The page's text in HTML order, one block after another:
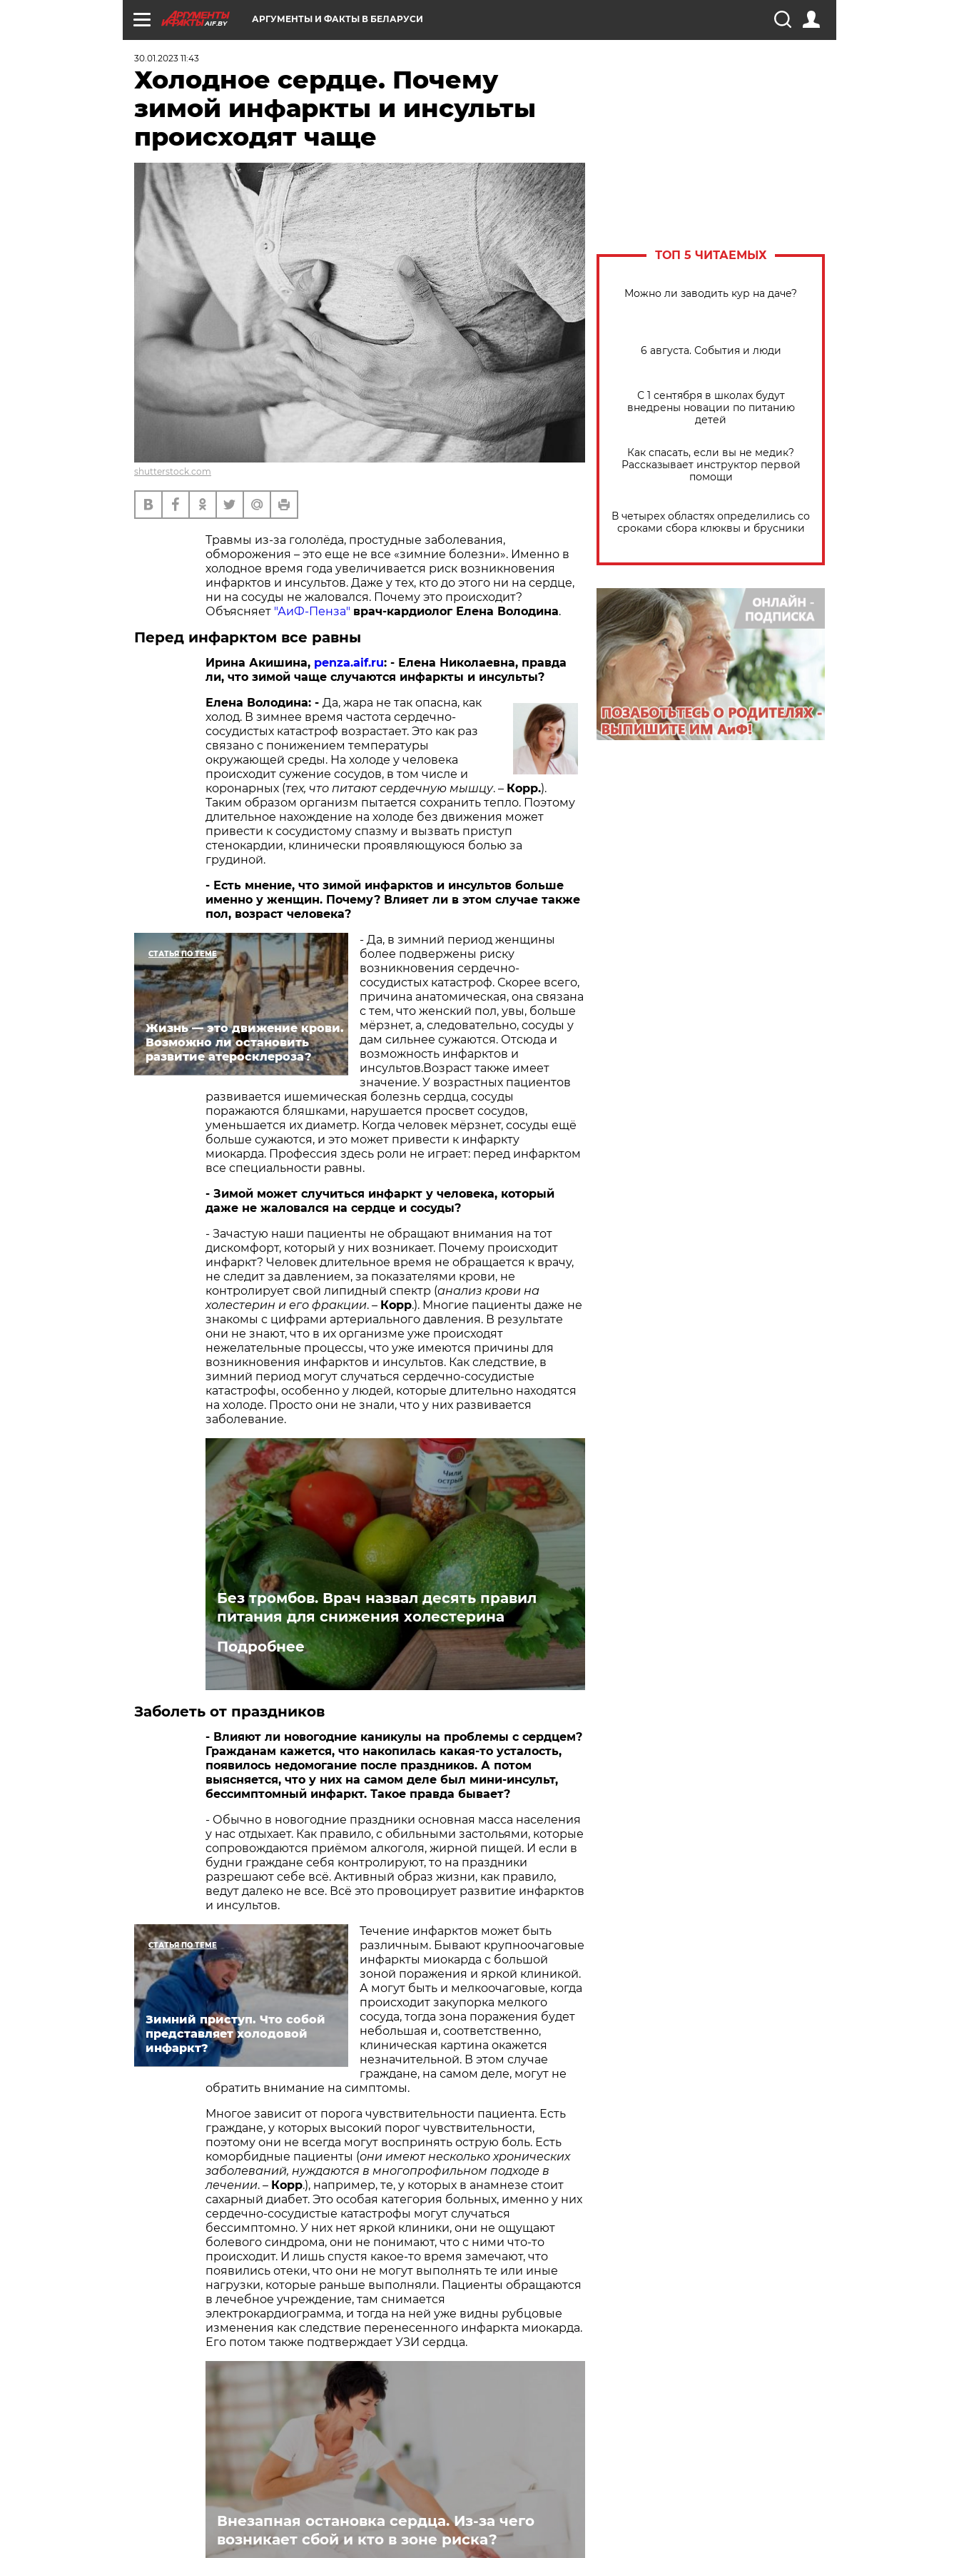
AIF.BY АРГУМЕНТЫ И ФАКТЫ В БЕЛАРУСИ
30.01.2023 11:43
Холодное сердце. Почему
зимой инфаркты и инсульты
происходят чаще
shutterstock.com
Травмы из-за гололёда, простудные заболевания,
обморожения – это еще не все «зимние болезни». Именно в
холодное время года увеличивается риск возникновения
инфарктов и инсультов. Даже у тех, кто до этого ни на сердце,
ни на сосуды не жаловался. Почему это происходит?
Объясняет "АиФ-Пенза" врач-кардиолог Елена Володина.
Перед инфарктом все равны
Ирина Акишина, penza.aif.ru: - Елена Николаевна, правда
ли, что зимой чаще случаются инфаркты и инсульты?
Елена Володина: - Да, жара не так опасна, как
холод. В зимнее время частота сердечно-
сосудистых катастроф возрастает. Это как раз
связано с понижением температуры
окружающей среды. На холоде у человека
происходит сужение сосудов, в том числе и
коронарных (тех, что питают сердечную мышцу. – Корр.).
Таким образом организм пытается сохранить тепло. Поэтому
длительное нахождение на холоде без движения может
привести к сосудистому спазму и вызвать приступ
стенокардии, клинически проявляющуюся болью за
грудиной.
- Есть мнение, что зимой инфарктов и инсультов больше
именно у женщин. Почему? Влияет ли в этом случае также
пол, возраст человека?
СТАТЬЯ ПО ТЕМЕ
Жизнь — это движение крови.
Возможно ли остановить
развитие атеросклероза?
- Да, в зимний период женщины
более подвержены риску
возникновения сердечно-
сосудистых катастроф. Скорее всего,
причина анатомическая, она связана
с тем, что женский пол, увы, больше
мёрзнет, а, следовательно, сосуды у
дам сильнее сужаются. Отсюда и
возможность инфарктов и
инсультов.Возраст также имеет
значение. У возрастных пациентов
развивается ишемическая болезнь сердца, сосуды
поражаются бляшками, нарушается просвет сосудов,
уменьшается их диаметр. Когда человек мёрзнет, сосуды ещё
больше сужаются, и это может привести к инфаркту
миокарда. Профессия здесь роли не играет: перед инфарктом
все специальности равны.
- Зимой может случиться инфаркт у человека, который
даже не жаловался на сердце и сосуды?
- Зачастую наши пациенты не обращают внимания на тот
дискомфорт, который у них возникает. Почему происходит
инфаркт? Человек длительное время не обращается к врачу,
не следит за давлением, за показателями крови, не
контролирует свой липидный спектр (анализ крови на
холестерин и его фракции. – Корр.). Многие пациенты даже не
знакомы с цифрами артериального давления. В результате
они не знают, что в их организме уже происходят
нежелательные процессы, что уже имеются причины для
возникновения инфарктов и инсультов. Как следствие, в
зимний период могут случаться сердечно-сосудистые
катастрофы, особенно у людей, которые длительно находятся
на холоде. Просто они не знали, что у них развивается
заболевание.
Без тромбов. Врач назвал десять правил
питания для снижения холестерина
Подробнее
Заболеть от праздников
- Влияют ли новогодние каникулы на проблемы с сердцем?
Гражданам кажется, что накопилась какая-то усталость,
появилось недомогание после праздников. А потом
выясняется, что у них на самом деле был мини-инсульт,
бессимптомный инфаркт. Такое правда бывает?
- Обычно в новогодние праздники основная масса населения
у нас отдыхает. Как правило, с обильными застольями, которые
сопровождаются приёмом алкоголя, жирной пищей. И если в
будни граждане себя контролируют, то на праздники
разрешают себе всё. Активный образ жизни, как правило,
ведут далеко не все. Всё это провоцирует развитие инфарктов
и инсультов.
СТАТЬЯ ПО ТЕМЕ
Зимний приступ. Что собой
представляет холодовой
инфаркт?
Течение инфарктов может быть
различным. Бывают крупноочаговые
инфаркты миокарда с большой
зоной поражения и яркой клиникой.
А могут быть и мелкоочаговые, когда
происходит закупорка мелкого
сосуда, тогда зона поражения будет
небольшая и, соответственно,
клиническая картина окажется
незначительной. В этом случае
граждане, на самом деле, могут не
обратить внимание на симптомы.
Многое зависит от порога чувствительности пациента. Есть
граждане, у которых высокий порог чувствительности,
поэтому они не всегда могут воспринять острую боль. Есть
коморбидные пациенты (они имеют несколько хронических
заболеваний, нуждаются в многопрофильном подходе в
лечении. – Корр.), например, те, у которых в анамнезе стоит
сахарный диабет. Это особая категория больных, именно у них
сердечно-сосудистые катастрофы могут случаться
бессимптомно. У них нет яркой клиники, они не ощущают
болевого синдрома, они не понимают, что с ними что-то
происходит. И лишь спустя какое-то время замечают, что
появились отеки, что они не могут выполнять те или иные
нагрузки, которые раньше выполняли. Пациенты обращаются
в лечебное учреждение, там снимается
электрокардиограмма, и тогда на ней уже видны рубцовые
изменения как следствие перенесенного инфаркта миокарда.
Его потом также подтверждает УЗИ сердца.
Внезапная остановка сердца. Из-за чего
возникает сбой и кто в зоне риска?
ТОП 5 ЧИТАЕМЫХ
Можно ли заводить кур на даче?
6 августа. События и люди
С 1 сентября в школах будут
внедрены новации по питанию
детей
Как спасать, если вы не медик?
Рассказывает инструктор первой
помощи
В четырех областях определились со
сроками сбора клюквы и брусники